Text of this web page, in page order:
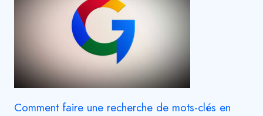
Comment faire une recherche de mots-clés en